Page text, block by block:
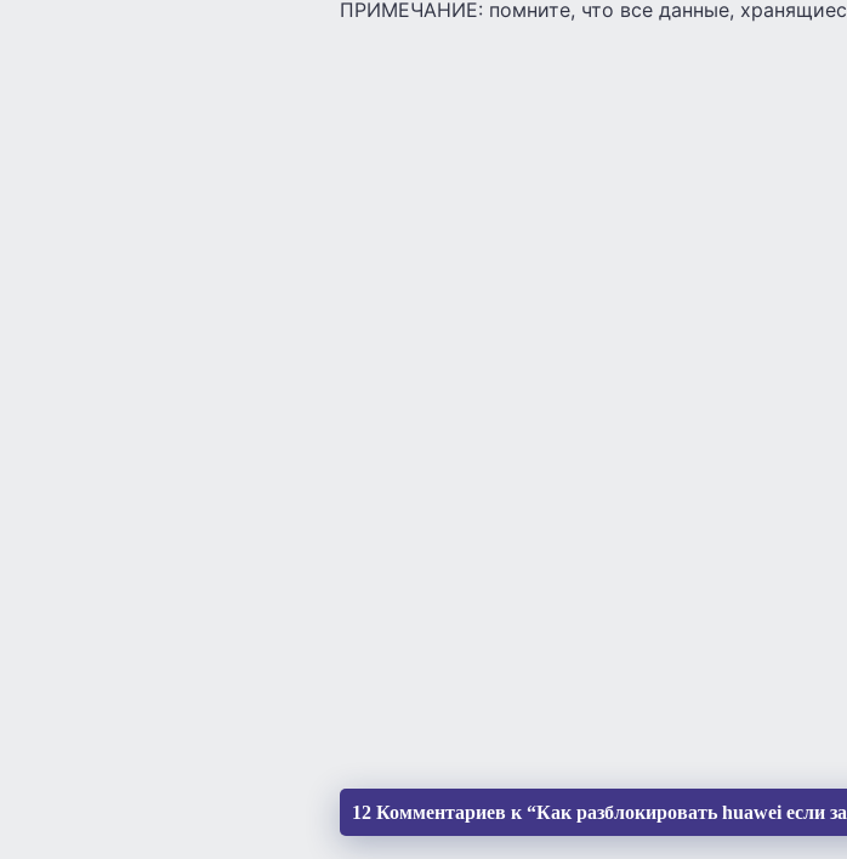
ПРИМЕЧАНИЕ: помните, что все данные,
12 Комментариев к “Как разблокировать huawei если